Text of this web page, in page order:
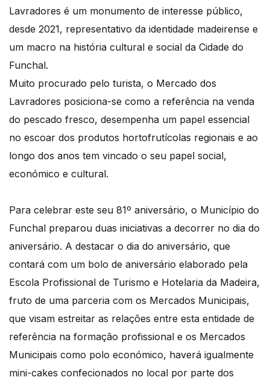
Lavradores é um monumento de interesse público,
desde 2021, representativo da identidade madeirense e
um macro na história cultural e social da Cidade do
Funchal.
Muito procurado pelo turista, o Mercado dos
Lavradores posiciona-se como a referência na venda
do pescado fresco, desempenha um papel essencial
no escoar dos produtos hortofrutícolas regionais e ao
longo dos anos tem vincado o seu papel social,
económico e cultural.
Para celebrar este seu 81º aniversário, o Município do
Funchal preparou duas iniciativas a decorrer no dia do
aniversário. A destacar o dia do aniversário, que
contará com um bolo de aniversário elaborado pela
Escola Profissional de Turismo e Hotelaria da Madeira,
fruto de uma parceria com os Mercados Municipais,
que visam estreitar as relações entre esta entidade de
referência na formação profissional e os Mercados
Municipais como polo económico, haverá igualmente
mini-cakes confecionados no local por parte dos